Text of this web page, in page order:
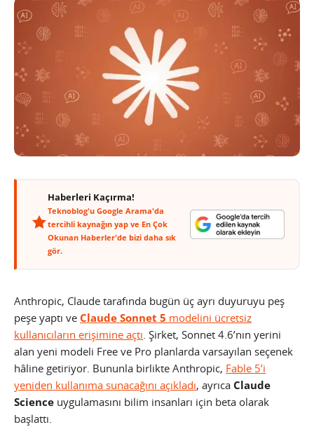
Haberleri Kaçırma!
Teknoblog'u Google Arama'da
tercihli kaynağın yap ve En Çok
Okunan Haberler'de bizi daha sık
gör.
Anthropic, Claude tarafında bugün üç ayrı duyuruyu peş
peşe yaptı ve Claude Sonnet 5 modelini ücretsiz
kullanıcıların erişimine açtı. Şirket, Sonnet 4.6’nın yerini
alan yeni modeli Free ve Pro planlarda varsayılan seçenek
hâline getiriyor. Bununla birlikte Anthropic, Fable 5’i
yeniden kullanıma sunacağını açıkladı, ayrıca Claude
Science uygulamasını bilim insanları için beta olarak
başlattı.